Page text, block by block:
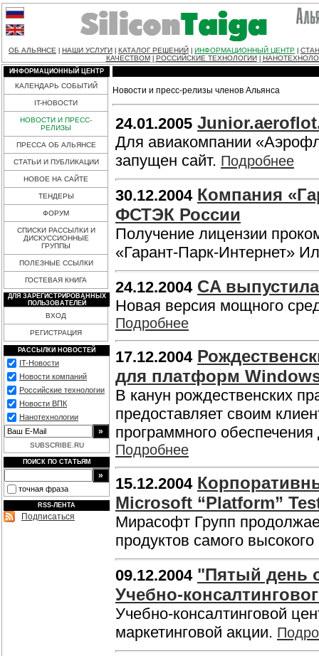
ОБ АЛЬЯНСЕ НАШИ УСЛУГИ КАТАЛОГ РЕШЕНИЙ ИНФОРМАЦИОННЫЙ ЦЕНТР
КАЧЕСТВОМ
РОССИЙСКИЕ ТЕХНОЛОГИИ
ИНФОРМАЦИОННЫЙ ЦЕНТР
КАЛЕНДАРЬ СОБЫТИЙ
IT-НОВОСТИ
НОВОСТИ И ПРЕСС-
РЕЛИЗЫ
ПРЕССА ОБ АЛЬЯНСЕ
СТАТЬИ И ПУБЛИКАЦИИ
НОВОЕ НА САЙТЕ
ТЕНДЕРЫ
ФОРУМ
СПИСКИ РАССЫЛКИ И
ДИСКУССИОННЫЕ
ГРУППЫ
ПОЛЕЗНЫЕ ССЫЛКИ
ГОСТЕВАЯ КНИГА
ДЛЯ ЗАРЕГИСТРИРОВАННЫХ
ПОЛЬЗОВАТЕЛЕЙ
ВХОД
РЕГИСТРАЦИЯ
РАССЫЛКИ НОВОСТЕЙ
IT-Новости
Новости компаний
Российские технологии
Новости ВПК
Нанотехнологии
SUBSCRIBE.RU
ПОИСК ПО СТАТЬЯМ
точная фраза
RSS-ЛЕНТА
Подписаться
Новости и пресс-релизы членов Альянса
24.01.2005
Для авиакомпании
запущен сайт. Подробнее
30.12.2004 Компания
ФСТЭК России
Получение лицензии
«Гарант-Парк-Интернет»
24.12.2004 CA
Новая версия мощного
Подробнее
17.12.2004
для платформ
В канун рождественских
предоставляет своим
программного
Подробнее
15.12.2004
Microsoft “Platform”
Мирасофт Групп
продуктов самого
09.12.2004 "Пятый день
Учебно-
Учебно-консалтинговой
маркетинговой акции.